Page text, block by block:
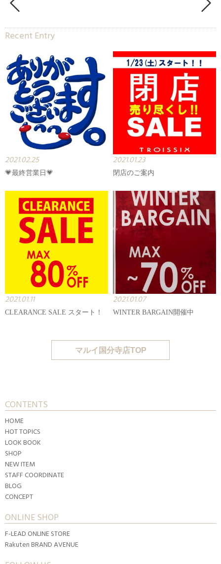
Recent Entry
2021.02.25
💗最終営業日💗
2021.01.23
閉店のご案内
2021.01.11
CLEARANCE SALE スタート！
2021.01.07
WINTER BARGAIN開催中
マルイ国分寺店TOP
CONTENTS
HOME
HOT TOPICS
LOOK BOOK
SHOP
NEW ITEM
STAFF COORDINATE
BLOG
CONCEPT
ONLINE SHOP
F-LEAD ONLINE STORE
Rakuten BRAND AVENUE